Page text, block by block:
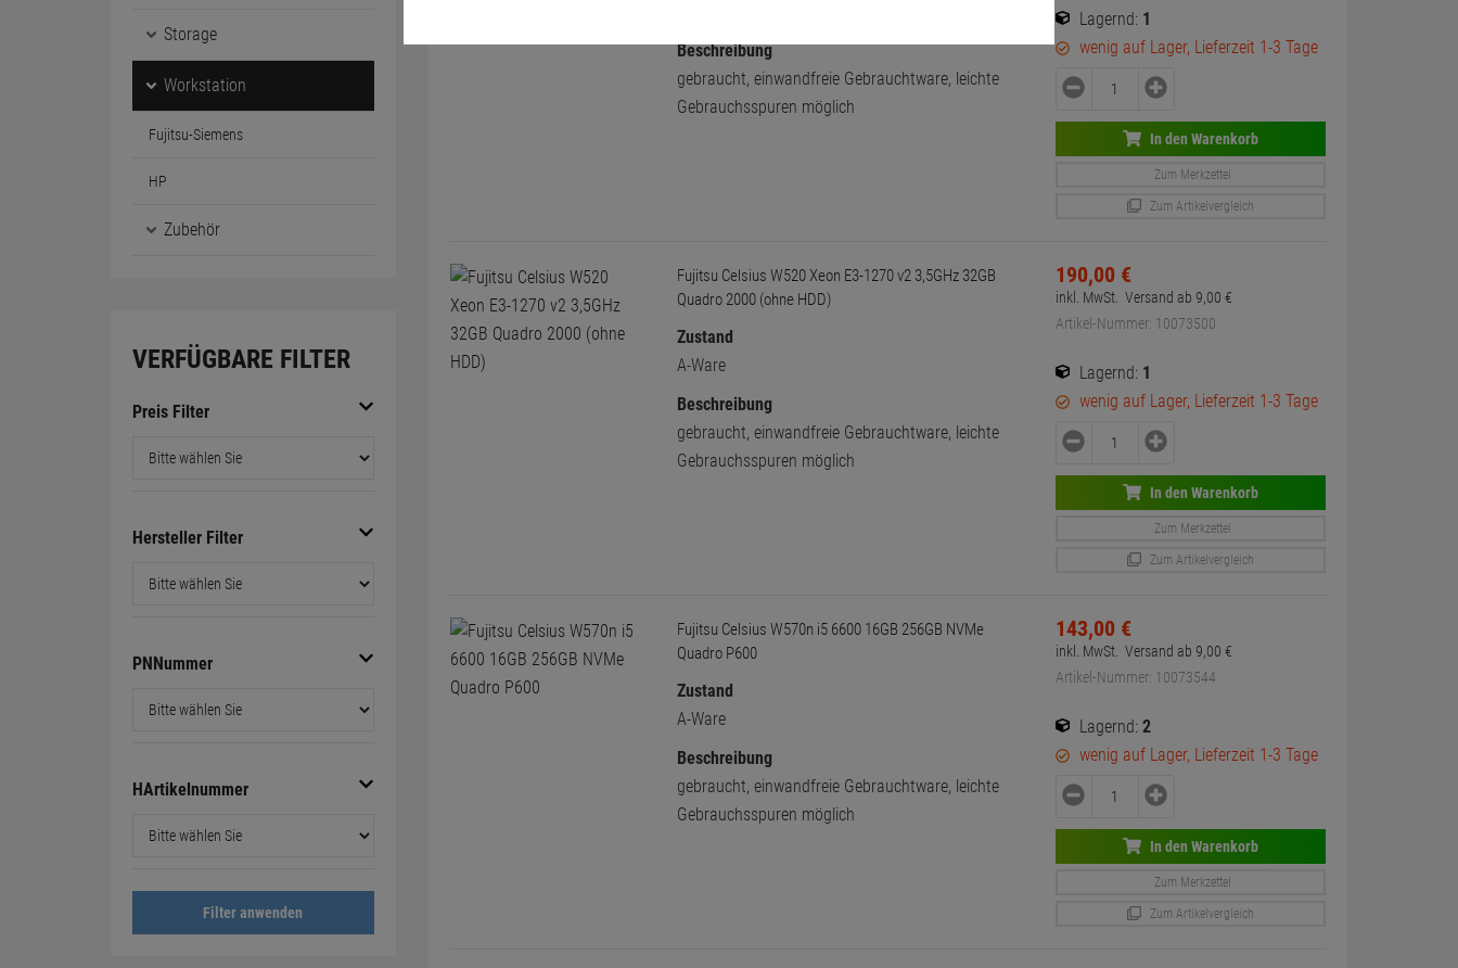
Storage
Workstation
Fujitsu-Siemens
HP
Zubehör
VERFÜGBARE FILTER
Preis Filter
Hersteller Filter
PNNummer
HArtikelnummer
Filter anwenden
Beschreibung
gebraucht, einwandfreie Gebrauchtware, leichte
Gebrauchsspuren möglich
Lagernd: 1
wenig auf Lager, Lieferzeit 1-3 Tage
In den Warenkorb
Zum Merkzettel
Zum Artikelvergleich
Fujitsu Celsius W520 Xeon E3-1270 v2 3,5GHz 32GB
Quadro 2000 (ohne HDD)
Zustand
A-Ware
Beschreibung
gebraucht, einwandfreie Gebrauchtware, leichte
Gebrauchsspuren möglich
190,00 €
inkl. MwSt. Versand ab 9,00 €
Artikel-Nummer: 10073500
Lagernd: 1
wenig auf Lager, Lieferzeit 1-3 Tage
In den Warenkorb
Zum Merkzettel
Zum Artikelvergleich
Fujitsu Celsius W570n i5 6600 16GB 256GB NVMe
Quadro P600
Zustand
A-Ware
Beschreibung
gebraucht, einwandfreie Gebrauchtware, leichte
Gebrauchsspuren möglich
143,00 €
inkl. MwSt. Versand ab 9,00 €
Artikel-Nummer: 10073544
Lagernd: 2
wenig auf Lager, Lieferzeit 1-3 Tage
In den Warenkorb
Zum Merkzettel
Zum Artikelvergleich